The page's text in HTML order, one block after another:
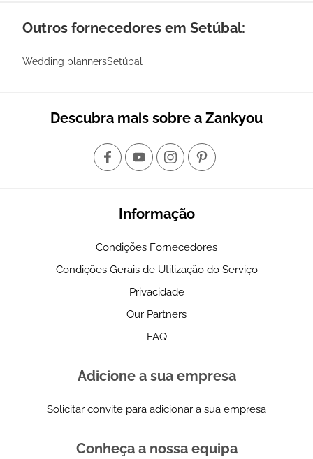
Outros fornecedores em Setúbal:
Wedding plannersSetúbal
Descubra mais sobre a Zankyou
Informação
Condições Fornecedores
Condições Gerais de Utilização do Serviço
Privacidade
Our Partners
FAQ
Adicione a sua empresa
Solicitar convite para adicionar a sua empresa
Conheça a nossa equipa